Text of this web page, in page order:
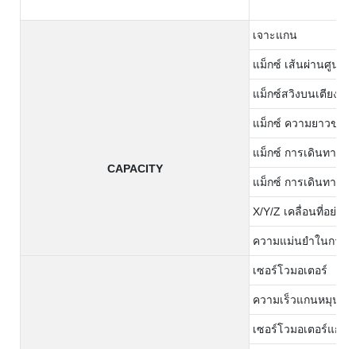
CAPACITY
เจาะแกน
แม็กซ์ เส้นผ่านศูนย์ก
แม็กซ์สวิงบนเตียง
แม็กซ์ ความยาวของ
แม็กซ์ การเดินทางข
แม็กซ์ การเดินทางข
X/Y/Z เคลื่อนที่อย่างร
ความแม่นยำในการ
เซอร์โวมอเตอร์
ความเร็วแกนหมุน
เซอร์โวมอเตอร์แกน